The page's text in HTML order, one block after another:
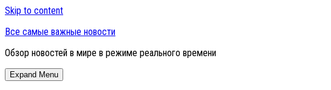
Skip to content
Все самые важные новости
Обзор новостей в мире в режиме реального времени
Expand Menu